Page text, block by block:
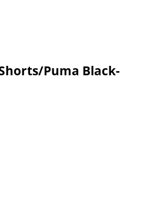
Puma Black-